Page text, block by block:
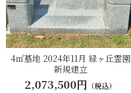
4㎡墓地 2024年11月 緑ヶ丘霊園
新規建立
2,073,500円 （税込）